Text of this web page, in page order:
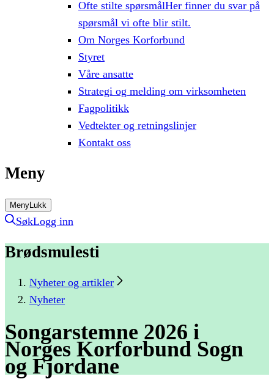
Ofte stilte spørsmålHer finner du svar på
spørsmål vi ofte blir stilt.
Om Norges Korforbund
Styret
Våre ansatte
Strategi og melding om virksomheten
Fagpolitikk
Vedtekter og retningslinjer
Kontakt oss
Meny
MenyLukk
SøkLogg inn
Brødsmulesti
Nyheter og artikler
Nyheter
Songarstemne 2026 i
Norges Korforbund Sogn
og Fjordane